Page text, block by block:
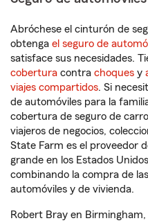
Abróchese el cinturón de
obtenga el seguro de
satisface sus necesidades.
cobertura contra choques y
viajes compartidos. Si
de automóviles para la
cobertura de seguro de
viajeros de negocios,
State Farm es el proveedor
grande en los Estados Unidos
combinando la compra de
automóviles y de vivienda.
Robert Bray en